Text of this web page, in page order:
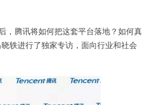
，腾讯将如何把这套平台落地？如何真
轶进行了独家专访，面向行业和社会